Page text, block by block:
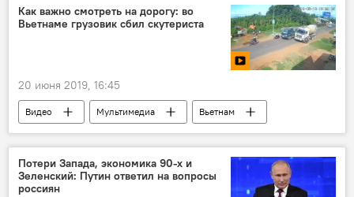
Энергетика. LIVE
Как важно смотреть на дорогу: во
Вьетнаме грузовик сбил скутериста
20 июня 2019, 16:45
Видео Мультимедиа
Вьетнам
ДТП
Потери Запада, экономика 90-х и
Зеленский: Путин ответил на вопросы
россиян